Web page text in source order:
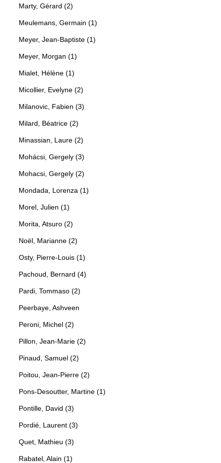
Marty, Gérard (2)
Meulemans, Germain (1)
Meyer, Jean-Baptiste (1)
Meyer, Morgan (1)
Mialet, Hélène (1)
Micollier, Evelyne (2)
Milanovic, Fabien (3)
Milard, Béatrice (2)
Minassian, Laure (2)
Mohácsi, Gergely (3)
Mohacsi, Gergely (2)
Mondada, Lorenza (1)
Morel, Julien (1)
Morita, Atsuro (2)
Noël, Marianne (2)
Osty, Pierre-Louis (1)
Pachoud, Bernard (4)
Pardi, Tommaso (2)
Peerbaye, Ashveen
Peroni, Michel (2)
Pillon, Jean-Marie (2)
Pinaud, Samuel (2)
Poitou, Jean-Pierre (2)
Pons-Desoutter, Martine (1)
Pontille, David (3)
Pordié, Laurent (3)
Quet, Mathieu (3)
Rabatel, Alain (1)